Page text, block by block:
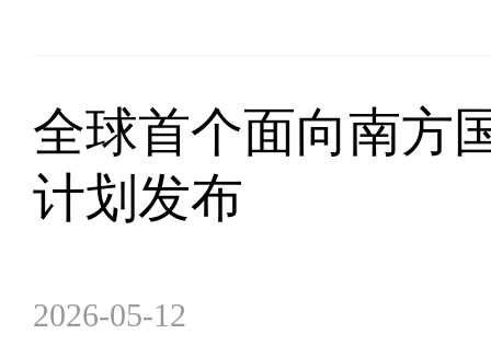
全球首个面向南方
计划发布
2026-05-12